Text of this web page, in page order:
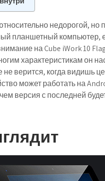
недорогой, но
планшетный компьютер,
на Cube iWork 10
характеристикам он
верится, когда видишь
может работать на
версия с последней